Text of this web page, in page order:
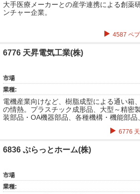
大手医療メーカーとの産学連携による創薬
ンチャー企業。
4587 ペ
6776 天昇電気工業(株)
市場
業種:
電機産業向けなど、樹脂成型による通い箱
の情熱。プラスチック成形品、大型～精密
装部品・OA機器部品、各種機構・機能部
6776
6836 ぷらっとホーム(株)
市場
業種: